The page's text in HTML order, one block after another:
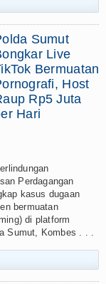
Sumut
Live
Bermuatan
Host
Rp5 Juta
Hari
Perdagangan
kasus dugaan
bermuatan
di platform
Sumut, Kombes . . .